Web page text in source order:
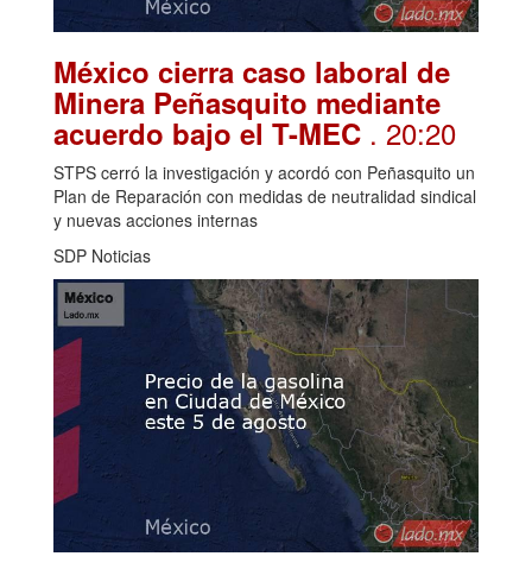
México cierra caso laboral de
Minera Peñasquito mediante
acuerdo bajo el T-MEC . 20:20
STPS cerró la investigación y acordó con Peñasquito un
Plan de Reparación con medidas de neutralidad sindical
y nuevas acciones internas
SDP Noticias